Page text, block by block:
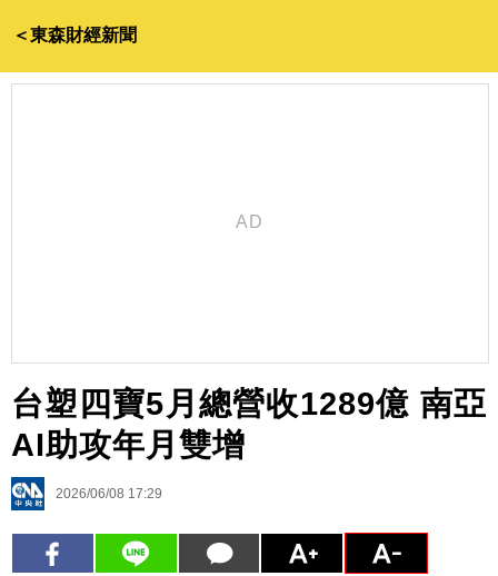
＜東森財經新聞
台塑四寶5月總營收1289億 南亞
AI助攻年月雙增
2026/06/08 17:29